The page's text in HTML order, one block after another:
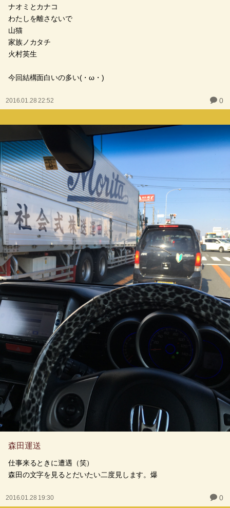
ナオミとカナコ
わたしを離さないで
山猫
家族ノカタチ
火村英生
今回結構面白いの多い(・ω・)
2016.01.28 22:52 0
森田運送
仕事来るときに遭遇（笑）
森田の文字を見るとだいたい二度見します。爆
2016.01.28 19:30 0